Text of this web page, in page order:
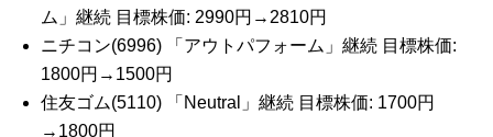
ム」継続 目標株価: 2990円→2810円
ニチコン(6996) 「アウトパフォーム」継続 目標株価:
1800円→1500円
住友ゴム(5110) 「Neutral」継続 目標株価: 1700円
→1800円